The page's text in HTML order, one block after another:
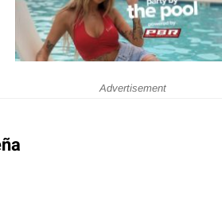
Advertisement